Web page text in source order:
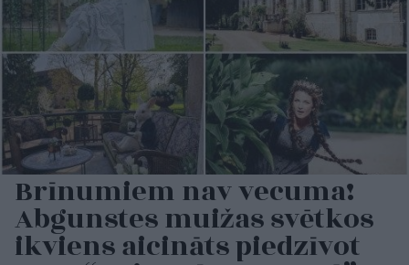
Brīnumiem nav vecuma!
Abgunstes muižas svētkos
ikviens aicināts piedzīvot